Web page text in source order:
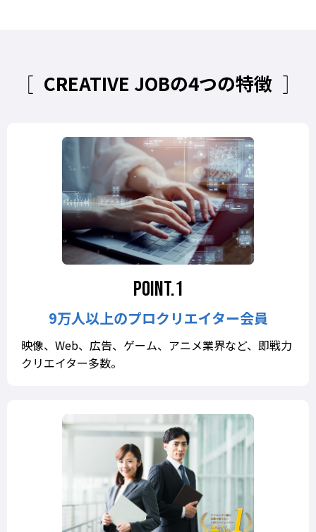
CREATIVE JOBの4つの特徴
9万人以上のプロクリエイター会員
映像、Web、広告、ゲーム、アニメ業界など、即戦力
クリエイター多数。